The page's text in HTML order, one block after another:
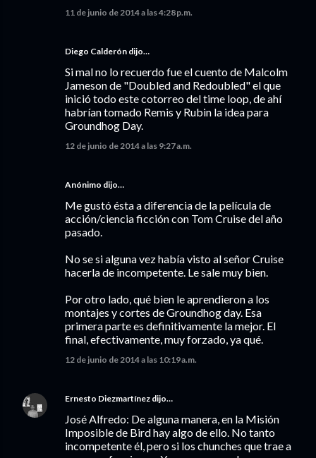
11 de junio de 2014 a las 4:28 p.m.
Diego Calderón dijo…
Si mal no lo recuerdo fue el cuento de Malcolm
Jameson de "Doubled and Redoubled" el que
inició todo este cotorreo del time loop, de ahí
habrían tomado Remis y Rubin la idea para
Groundhog Day.
12 de junio de 2014 a las 9:27 a.m.
Anónimo dijo…
Me gustó ésta a diferencia de la película de
acción/ciencia ficción con Tom Cruise del año
pasado.
No se si alguna vez había visto al señor Cruise
hacerla de incompetente. Le sale muy bien.
Por otro lado, qué bien le aprendieron a los
montajes y cortes de Groundhog day. Esa
primera parte es definitivamente la mejor. El
final, efectivamente, muy forzado, ya qué.
12 de junio de 2014 a las 10:19 a.m.
Ernesto Diezmartínez dijo…
José Alfredo: De alguna manera, en la Misión
Imposible de Bird hay algo de ello. No tanto
incompetente él, pero si los chunches que trae a